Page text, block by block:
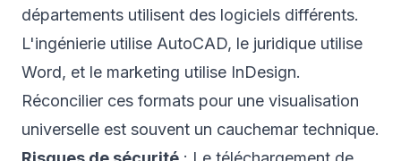
départements utilisent des logiciels différents.
L'ingénierie utilise AutoCAD, le juridique utilise
Word, et le marketing utilise InDesign.
Réconcilier ces formats pour une visualisation
universelle est souvent un cauchemar technique.